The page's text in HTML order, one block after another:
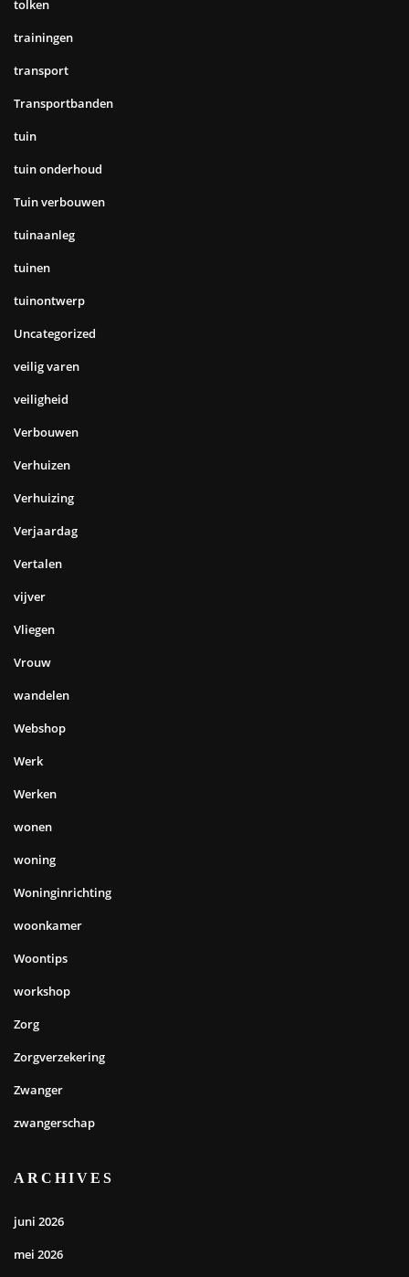
tolken
trainingen
transport
Transportbanden
tuin
tuin onderhoud
Tuin verbouwen
tuinaanleg
tuinen
tuinontwerp
Uncategorized
veilig varen
veiligheid
Verbouwen
Verhuizen
Verhuizing
Verjaardag
Vertalen
vijver
Vliegen
Vrouw
wandelen
Webshop
Werk
Werken
wonen
woning
Woninginrichting
woonkamer
Woontips
workshop
Zorg
Zorgverzekering
Zwanger
zwangerschap
ARCHIVES
juni 2026
mei 2026